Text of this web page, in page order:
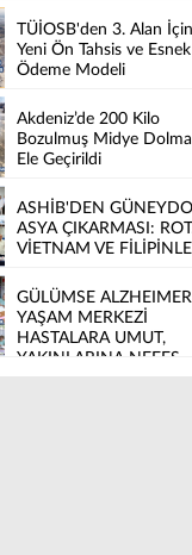
TÜİOSB'den 3. Alan İçin
Yeni Ön Tahsis ve Esnek
Ödeme Modeli
Akdeniz’de 200 Kilo
Bozulmuş Midye
Ele Geçirildi
ASHİB'DEN
ASYA ÇIKARMASI:
VİETNAM VE
GÜLÜMSE ALZHEIMER
YAŞAM MERKEZİ
HASTALARA UMUT,
YAKINLARINA NEFES